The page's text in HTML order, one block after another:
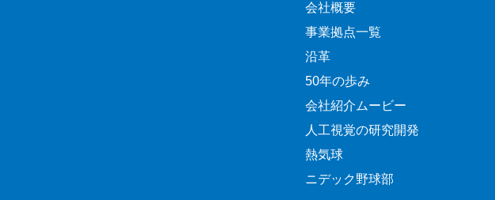
会社概要
事業拠点一覧
沿革
50年の歩み
会社紹介ムービー
人工視覚の研究開発
熱気球
ニデック野球部